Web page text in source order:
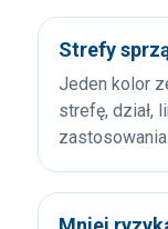
Strefy
Jeden kolor
strefę, dział,
zastosowania.